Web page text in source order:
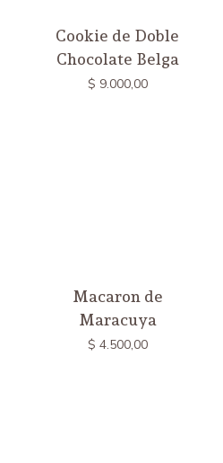
Cookie de Doble
Chocolate Belga
$ 9.000,00
Macaron de
Maracuya
$ 4.500,00